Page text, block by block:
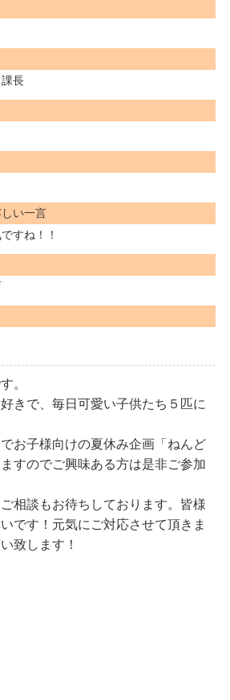
長
い一言
すね！！
。
きで、毎日可愛い子供たち５匹に
お子様向けの夏休み企画「ねんど
すのでご興味ある方は是非ご参加
相談もお待ちしております。皆様
です！元気にご対応させて頂きま
致します！